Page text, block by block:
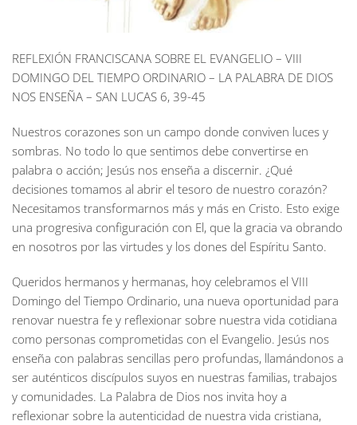
REFLEXIÓN FRANCISCANA SOBRE EL EVANGELIO – VIII
DOMINGO DEL TIEMPO ORDINARIO – LA PALABRA DE DIOS
NOS ENSEÑA – SAN LUCAS 6, 39-45
Nuestros corazones son un campo donde conviven luces y
sombras. No todo lo que sentimos debe convertirse en
palabra o acción; Jesús nos enseña a discernir. ¿Qué
decisiones tomamos al abrir el tesoro de nuestro corazón?
Necesitamos transformarnos más y más en Cristo. Esto exige
una progresiva configuración con El, que la gracia va obrando
en nosotros por las virtudes y los dones del Espíritu Santo.
Queridos hermanos y hermanas, hoy celebramos el VIII
Domingo del Tiempo Ordinario, una nueva oportunidad para
renovar nuestra fe y reflexionar sobre nuestra vida cotidiana
como personas comprometidas con el Evangelio. Jesús nos
enseña con palabras sencillas pero profundas, llamándonos a
ser auténticos discípulos suyos en nuestras familias, trabajos
y comunidades. La Palabra de Dios nos invita hoy a
reflexionar sobre la autenticidad de nuestra vida cristiana,